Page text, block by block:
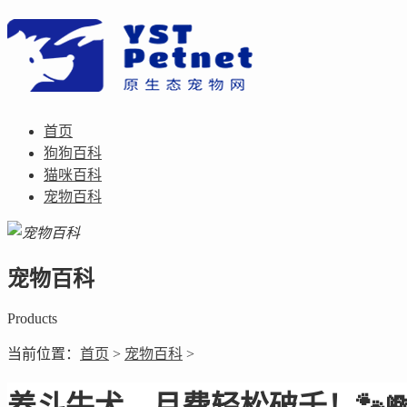
首页
狗狗百科
猫咪百科
宠物百科
宠物百科
Products
当前位置： 首页 > 宠物百科 >